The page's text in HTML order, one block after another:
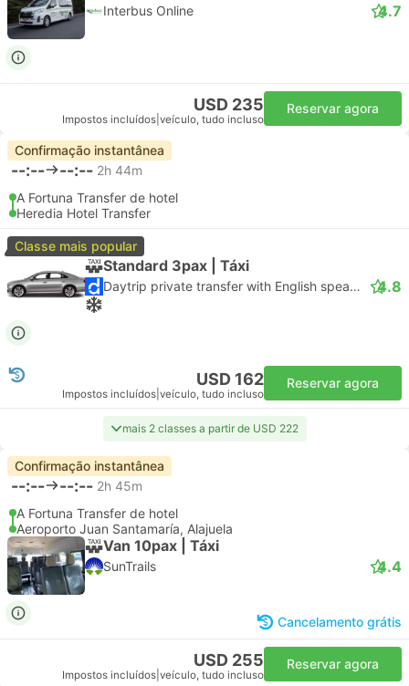
Interbus Online 4.7
USD 235
Impostos incluídos veículo, tudo incluso
Reservar agora
Confirmação instantânea
--:-- --:-- 2h 44m
A Fortuna Transfer de hotel
Heredia Hotel Transfer
Classe mais popular
Standard 3pax | Táxi
Daytrip private transfer with English speaking driver 4.8
USD 162
Impostos incluídos veículo, tudo incluso
Reservar agora
mais 2 classes a partir de USD 222
Confirmação instantânea
--:-- --:-- 2h 45m
A Fortuna Transfer de hotel
Aeroporto Juan Santamaría, Alajuela
Van 10pax | Táxi
SunTrails 4.4
Cancelamento grátis
USD 255
Impostos incluídos veículo, tudo incluso
Reservar agora